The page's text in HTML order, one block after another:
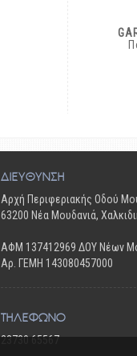
ΔΙΕΥΘΥΝΣΗ
Αρχή Περιφεριακής Οδού
63200 Νέα Μουδανιά,
ΑΦΜ 137412969 ΔΟΥ Νέων
Αρ. ΓΕΜΗ 143080457000
ΤΗΛΕΦΩΝΟ
23730 65567